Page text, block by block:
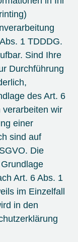
1 TDDDG.
Sind Ihre
Durchführung
des Art. 6
verarbeiten wir
einer
sind auf
Die
Art. 6 Abs. 1
im Einzelfall
in den